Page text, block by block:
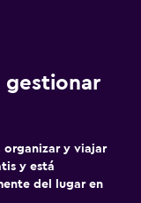
gestionar
organizar y viajar
y está
del lugar en